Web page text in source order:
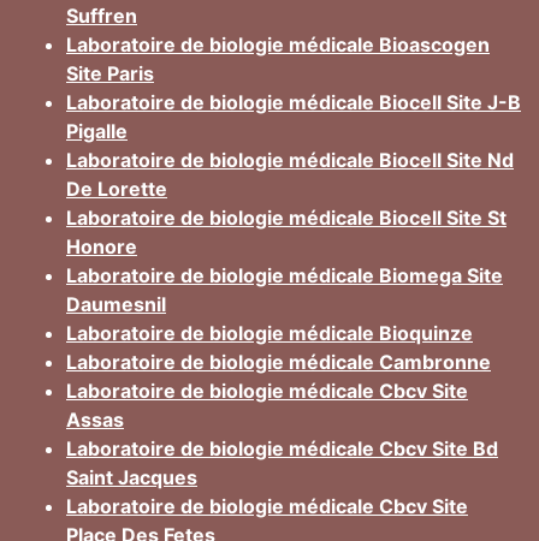
Suffren
Laboratoire de biologie médicale Bioascogen
Site Paris
Laboratoire de biologie médicale Biocell Site J-B
Pigalle
Laboratoire de biologie médicale Biocell Site Nd
De Lorette
Laboratoire de biologie médicale Biocell Site St
Honore
Laboratoire de biologie médicale Biomega Site
Daumesnil
Laboratoire de biologie médicale Bioquinze
Laboratoire de biologie médicale Cambronne
Laboratoire de biologie médicale Cbcv Site
Assas
Laboratoire de biologie médicale Cbcv Site Bd
Saint Jacques
Laboratoire de biologie médicale Cbcv Site
Place Des Fetes